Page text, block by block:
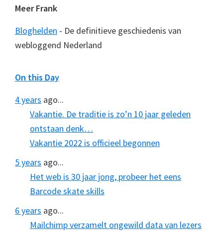
Meer Frank
Bloghelden - De definitieve geschiedenis van
webloggend Nederland
On this Day
4 years ago...
Vakantie. De traditie is zo’n 10 jaar geleden
ontstaan denk…
Vakantie 2022 is officieel begonnen
5 years ago...
Het web is 30 jaar jong, probeer het eens
Barcode skate skills
6 years ago...
Mailchimp verzamelt ongewild data van lezers